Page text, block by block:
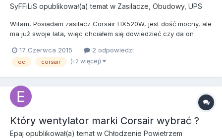
SyFFiLiS opublikował(a) temat w Zasilacze, Obudowy, UPS
Witam, Posiadam zasilacz Corsair HX520W, jest dość mocny, ale
ma już swoje lata, więc chciałem się dowiedzieć czy da on
Phenom II X4 955 BE 3,2 GHz Chłodzenie: SilentiumPC Fortis 2
XE1226 + Titan NANO Grease MB: Gigabyte GA-770TA-UD3...
17 Czerwca 2015 2 odpowiedzi
oc corsair (i 2 więcej)
Który wentylator marki Corsair wybrać ?
Epaj opublikował(a) temat w Chłodzenie Powietrzem